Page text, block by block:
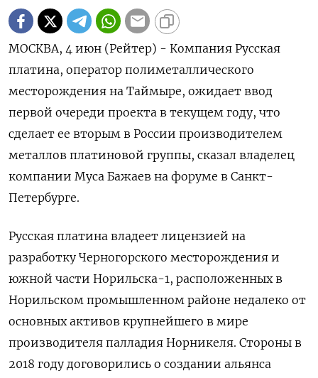
МОСКВА, 4 июн (Рейтер) - Компания Русская
платина, оператор полиметаллического
месторождения на Таймыре, ожидает ввод
первой очереди проекта в текущем году, что
сделает ее вторым в России производителем
металлов платиновой группы, сказал владелец
компании Муса Бажаев на форуме в Санкт-
Петербурге.
Русская платина владеет лицензией на
разработку Черногорского ‌месторождения и
южной части Норильска-1, расположенных в
Норильском промышленном районе недалеко от
основных активов крупнейшего в мире
производителя палладия Норникеля. Стороны в
2018 году договорились о создании альянса